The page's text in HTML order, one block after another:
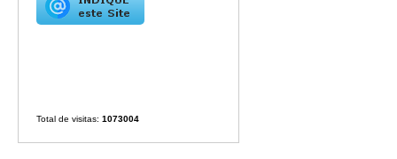
Total de visitas: 1073004